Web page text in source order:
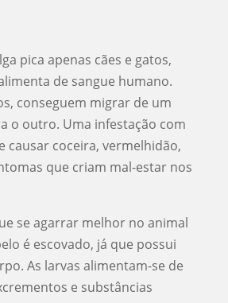
pica apenas cães e gatos,
de sangue humano.
conseguem migrar de um
o outro. Uma infestação com
causar coceira, vermelhidão,
que criam mal-estar nos
se agarrar melhor no animal
é escovado, já que possui
As larvas alimentam-se de
e substâncias